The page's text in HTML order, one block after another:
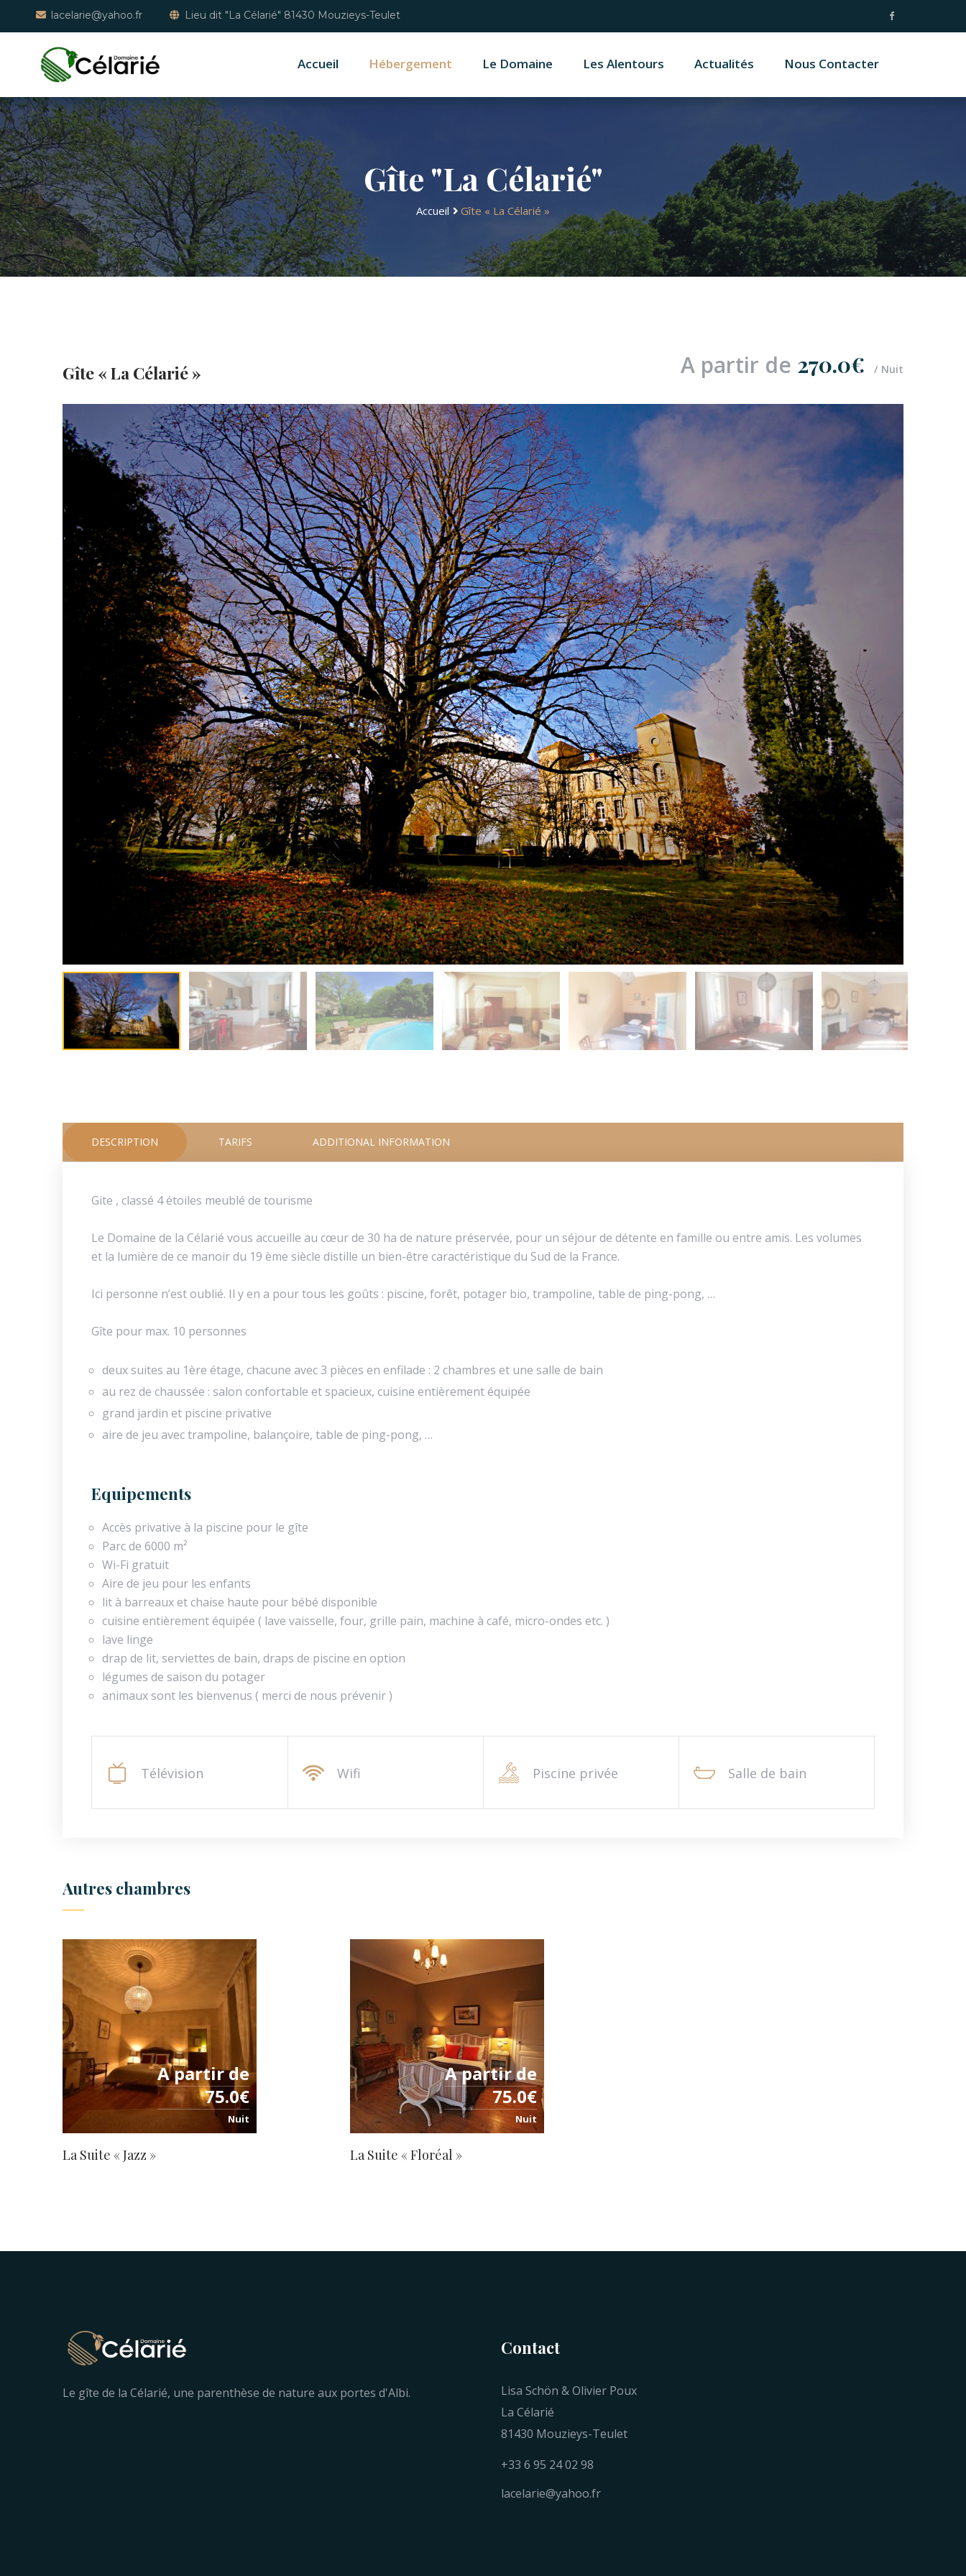
lacelarie@yahoo.fr Lieu dit "La Célarié" 81430 Mouzieys-Teulet
Accueil Hébergement Le Domaine Les Alentours Actualités Nous Contacter
Gîte "La Célarié"
Accueil Gîte « La Célarié »
Gîte « La Célarié » A partir de 270.0€ Nuit
DESCRIPTION TARIFS ADDITIONAL INFORMATION
Gite , classé 4 étoiles meublé de tourisme
Le Domaine de la Célarié vous accueille au cœur de 30 ha de nature préservée, pour un séjour de détente en famille ou entre amis. Les volumes
et la lumière de ce manoir du 19 ème siècle distille un bien-être caractéristique du Sud de la France.
Ici personne n’est oublié. Il y en a pour tous les goûts : piscine, forêt, potager bio, trampoline, table de ping-pong, …
Gîte pour max. 10 personnes
deux suites au 1ère étage, chacune avec 3 pièces en enfilade : 2 chambres et une salle de bain
au rez de chaussée : salon confortable et spacieux, cuisine entièrement équipée
grand jardin et piscine privative
aire de jeu avec trampoline, balançoire, table de ping-pong, …
Equipements
Accès privative à la piscine pour le gîte
Parc de 6000 m²
Wi-Fi gratuit
Aire de jeu pour les enfants
lit à barreaux et chaise haute pour bébé disponible
cuisine entièrement équipée ( lave vaisselle, four, grille pain, machine à café, micro-ondes etc. )
lave linge
drap de lit, serviettes de bain, draps de piscine en option
légumes de saison du potager
animaux sont les bienvenus ( merci de nous prévenir )
Télévision Wifi Piscine privée Salle de bain
Autres chambres
La Suite « Jazz »
A partir de
75.0€
Nuit
La Suite « Floréal »
A partir de
75.0€
Nuit
Le gîte de la Célarié, une parenthèse de nature aux portes d'Albi.
Contact
Lisa Schön & Olivier Poux
La Célarié
81430 Mouzieys-Teulet
+33 6 95 24 02 98
lacelarie@yahoo.fr